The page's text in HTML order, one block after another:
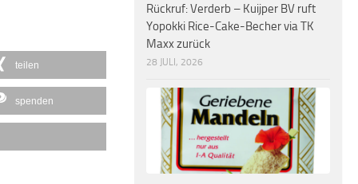
teilen
spenden
Rückruf: Verderb – Kuijper BV ruft
Yopokki Rice-Cake-Becher via TK
Maxx zurück
28 JULI, 2026